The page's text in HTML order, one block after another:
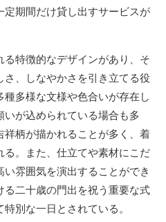
期間だけ貸し出すサービスが
特徴的なデザインがあり、そ
、しなやかさを引き立てる役
多様な文様や色合いが存在し
が込められている場合も多
柄が描かれることが多く、着
る。また、仕立てや素材にこだ
雰囲気を演出することができ
る二十歳の門出を祝う重要な式
別な一日とされている。